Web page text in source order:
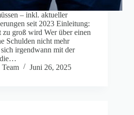
– inkl. aktueller
seit 2023 Einleitung:
zu groß wird Wer über einen
Schulden nicht mehr
irgendwann mit der
die…
Juni 26, 2025